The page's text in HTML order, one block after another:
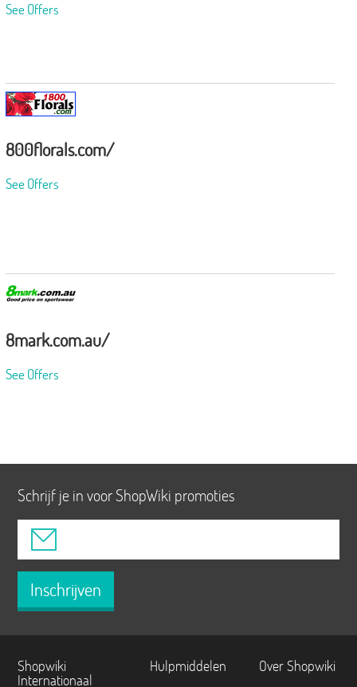
See Offers
800florals.com/
See Offers
8mark.com.au/
See Offers
Schrijf je in voor ShopWiki promoties
Inschrijven
Shopwiki
Internationaal
Hulpmiddelen Over Shopwiki